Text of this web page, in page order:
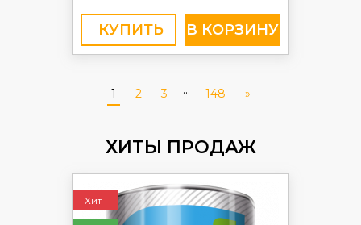
КУПИТЬ
1 2 3 ... 148 »
ХИТЫ ПРОДАЖ
Хит